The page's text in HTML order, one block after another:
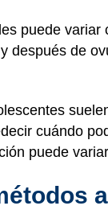
puede
después de
cuándo
puede